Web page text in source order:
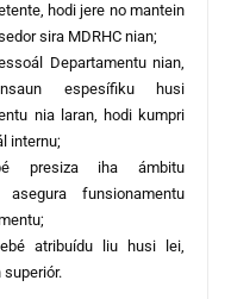
hodi jere no mantein
sira MDRHC nian;
Departamentu nian,
espesífiku husi
nia laran, hodi kumpri
internu;
presiza iha ámbitu
funsionamentu
atribuídu liu husi lei,